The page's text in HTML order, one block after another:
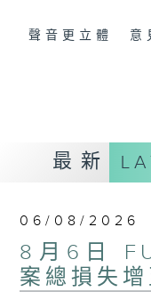
聲音更立體 意
「千禧年代」
聽眾提供最新
監製：林嘉瑜
最新
06/08/2026
8月6日
案總損失